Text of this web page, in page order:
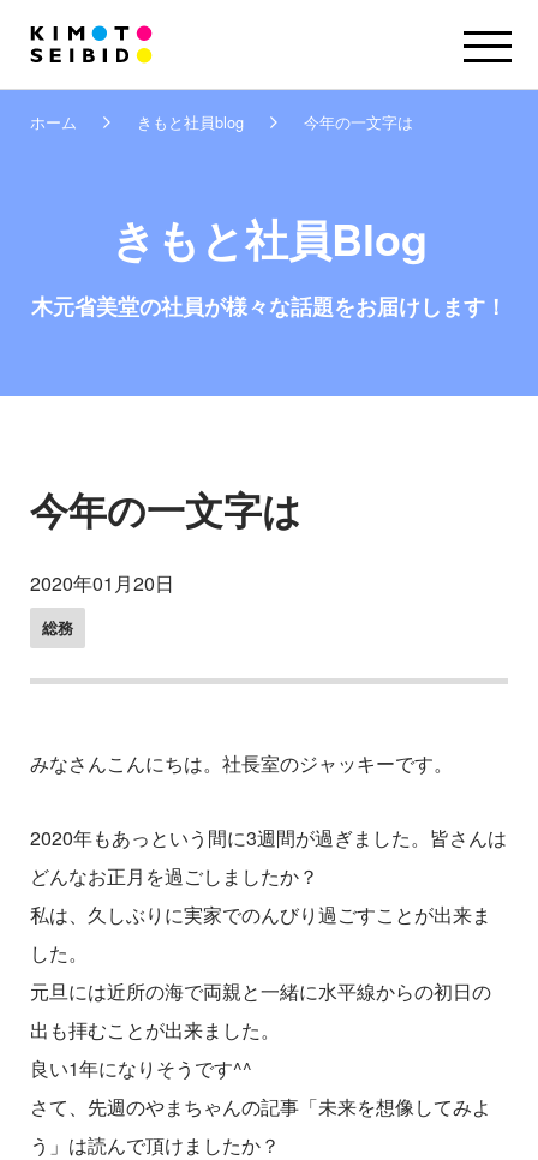
ホーム きもと社員blog 今年の一文字は
きもと社員Blog
木元省美堂の社員が様々な話題をお届けします！
今年の一文字は
2020年01月20日
総務
みなさんこんにちは。社長室のジャッキーです。
2020年もあっという間に3週間が過ぎました。皆さんは
どんなお正月を過ごしましたか？
私は、久しぶりに実家でのんびり過ごすことが出来ま
した。
元旦には近所の海で両親と一緒に水平線からの初日の
出も拝むことが出来ました。
良い1年になりそうです^^
さて、先週のやまちゃんの記事「未来を想像してみよ
う」は読んで頂けましたか？